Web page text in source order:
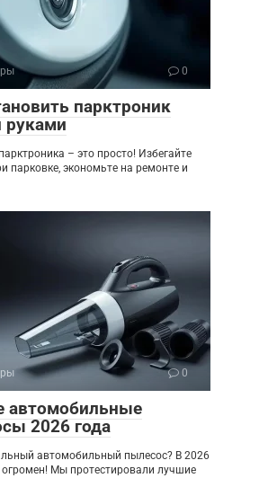
0
парктроник
руками
– это просто! Избегайте
парковке, экономьте на ремонте и
0
автомобильные
2026 года
автомобильный пылесос? В 2026
огромен! Мы протестировали лучшие